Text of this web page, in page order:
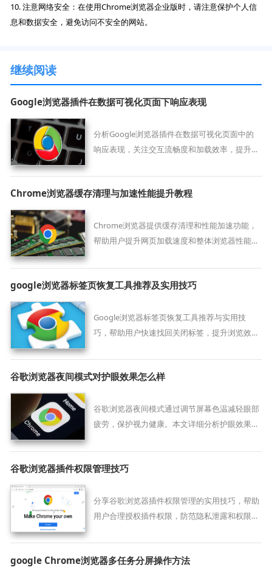
10. 注意网络安全：在使用Chrome浏览器企业版时，请注意保护个人信
息和数据安全，避免访问不安全的网站。
继续阅读
Google浏览器插件在数据可视化页面下响应表现
分析Google浏览器插件在数据可视化页面中的
响应表现，关注交互流畅度和加载效率，提升视
Chrome浏览器缓存清理与加速性能提升教程
Chrome浏览器提供缓存清理和性能加速功能，
帮助用户提升网页加载速度和整体浏览器性能，
google浏览器标签页恢复工具推荐及实用技巧
Google浏览器标签页恢复工具推荐与实用技
巧，帮助用户快速找回关闭标签，提升浏览效
谷歌浏览器夜间模式对护眼效果怎么样
谷歌浏览器夜间模式通过调节屏幕色温减轻眼部
疲劳，保护视力健康。本文详细分析护眼效果及
谷歌浏览器插件权限管理技巧
分享谷歌浏览器插件权限管理的实用技巧，帮助
用户合理授权插件权限，防范隐私泄露和权限滥
google Chrome浏览器多任务分屏操作方法